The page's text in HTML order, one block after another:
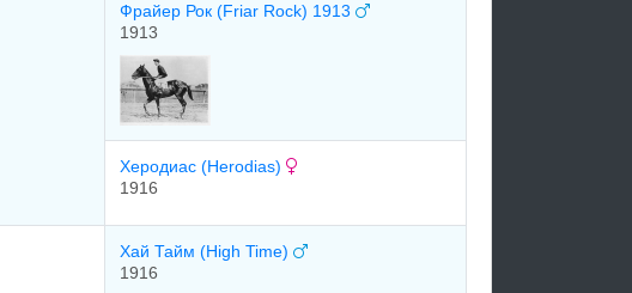
Фрайер Рок (Friar Rock) 1913
1913
Херодиас (Herodias)
1916
Хай Тайм (High Time)
1916